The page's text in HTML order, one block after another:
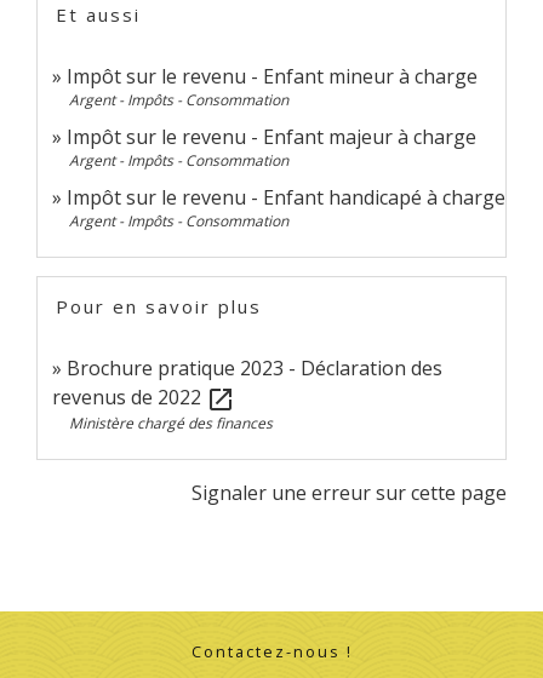
Et aussi
Impôt sur le revenu - Enfant mineur à charge
Argent - Impôts - Consommation
Impôt sur le revenu - Enfant majeur à charge
Argent - Impôts - Consommation
Impôt sur le revenu - Enfant handicapé à charge
Argent - Impôts - Consommation
Pour en savoir plus
Brochure pratique 2023 - Déclaration des
revenus de 2022 open_in_new
Ministère chargé des finances
Signaler une erreur sur cette page
Contactez-nous !